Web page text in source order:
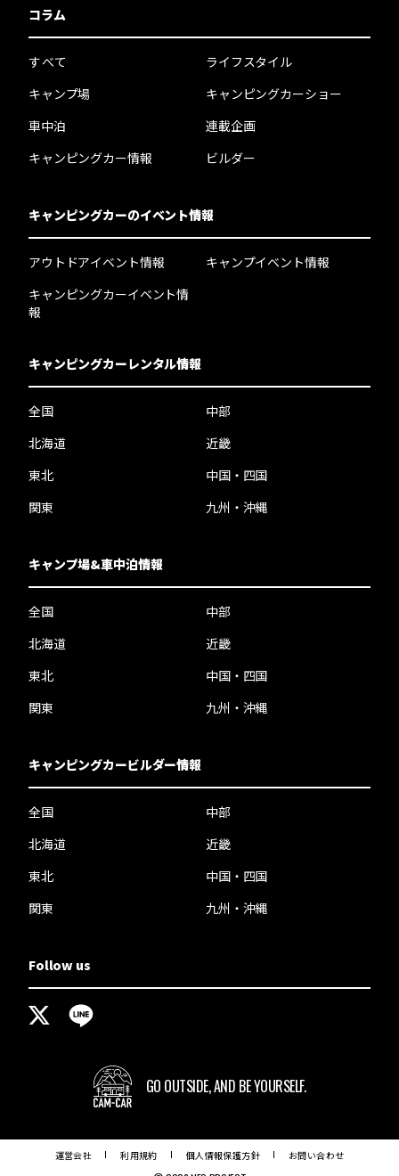
GO OUTSIDE,AND BE YOURSELF.
コラム
すべて
キャンプ場
車中泊
キャンピングカー情報
ライフスタイル
キャンピングカーショー
連載企画
ビルダー
キャンピングカーのイベント情報
アウトドアイベント情報
キャンピングカーイベント情
報
キャンプイベント情報
キャンピングカーレンタル情報
全国
北海道
東北
関東
中部
近畿
中国・四国
九州・沖縄
キャンプ場&車中泊情報
全国
北海道
東北
関東
中部
近畿
中国・四国
九州・沖縄
キャンピングカービルダー情報
全国
北海道
東北
関東
中部
近畿
中国・四国
九州・沖縄
Follow us
運営会社 利用規約 個人情報保護方針 お問い合わせ